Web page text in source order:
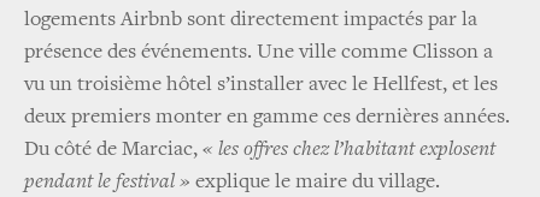
logements Airbnb sont directement impactés par la
présence des événements. Une ville comme Clisson a
vu un troisième hôtel s’installer avec le Hellfest, et les
deux premiers monter en gamme ces dernières années.
Du côté de Marciac, « les offres chez l’habitant explosent
pendant le festival » explique le maire du village.